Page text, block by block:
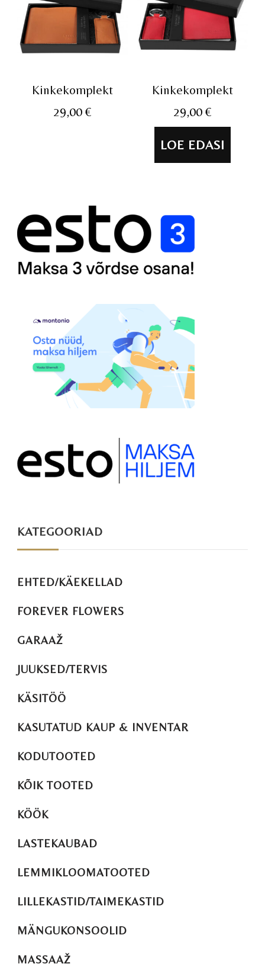
Kinkekomplekt
29,00€
Kinkekomplekt
29,00 €
LOE EDASI
KATEGOORIAD
EHTED/KÄEKELLAD
FOREVER FLOWERS
GARAAŽ
JUUKSED/TERVIS
KÄSITÖÖ
KASUTATUD KAUP & INVENTAR
KODUTOOTED
KÕIK TOOTED
KÖÖK
LASTEKAUBAD
LEMMIKLOOMATOOTED
LILLEKASTID/TAIMEKASTID
MÄNGUKONSOOLID
MASSAAŽ